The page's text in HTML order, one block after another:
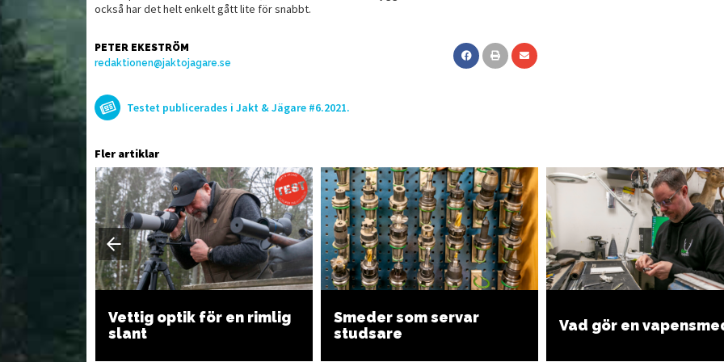
också har det helt enkelt gått lite för snabbt.
PETER EKESTRÖM
redaktionen@jaktojagare.se
Testet publicerades i Jakt & Jägare #6.2021.
Fler artiklar
Vettig optik för en rimlig
slant
Smeder som servar
studsare
Vad gör en